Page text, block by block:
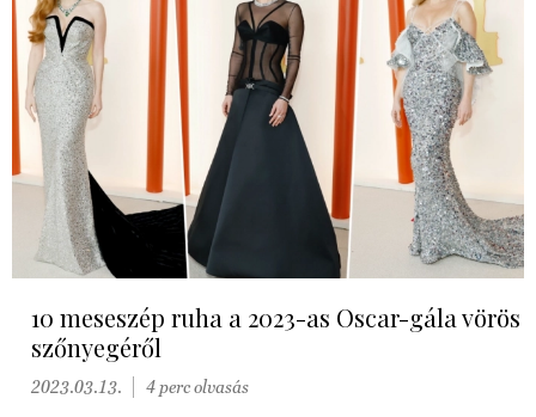
10 meseszép ruha a 2023-as Oscar-gála vörös
szőnyegéről
2023.03.13. 4 perc olvasás